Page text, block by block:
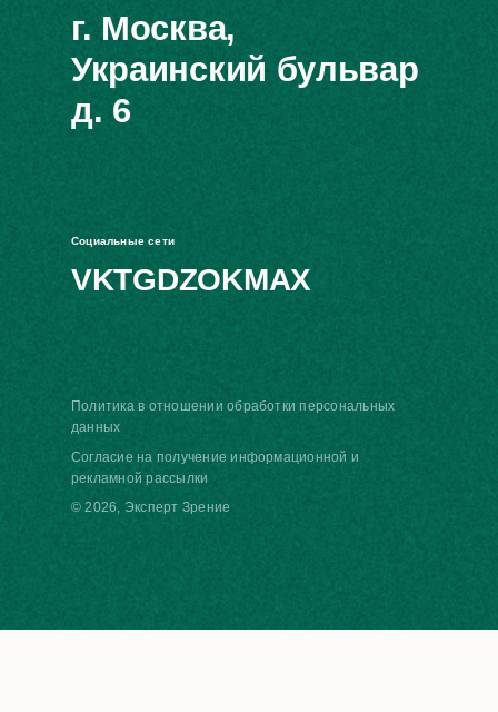
г. Москва,
Украинский бульвар
д. 6
Социальные сети
VKTGDZOKMAX
Политика в отношении обработки персональных
данных
Согласие на получение информационной и
рекламной рассылки
© 2026, Эксперт Зрение